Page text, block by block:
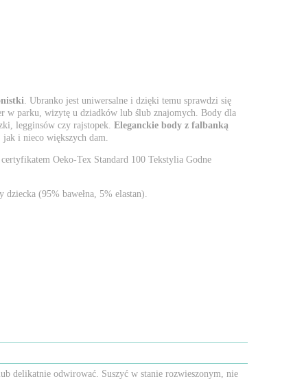
. Ubranko jest uniwersalne i dzięki temu sprawdzi się
w parku, wizytę u dziadków lub ślub znajomych. Body dla
legginsów czy rajstopek. Eleganckie body z falbanką
i nieco większych dam.
Oeko-Tex Standard 100 Tekstylia Godne
(95% bawełna, 5% elastan).
delikatnie odwirować. Suszyć w stanie rozwieszonym, nie